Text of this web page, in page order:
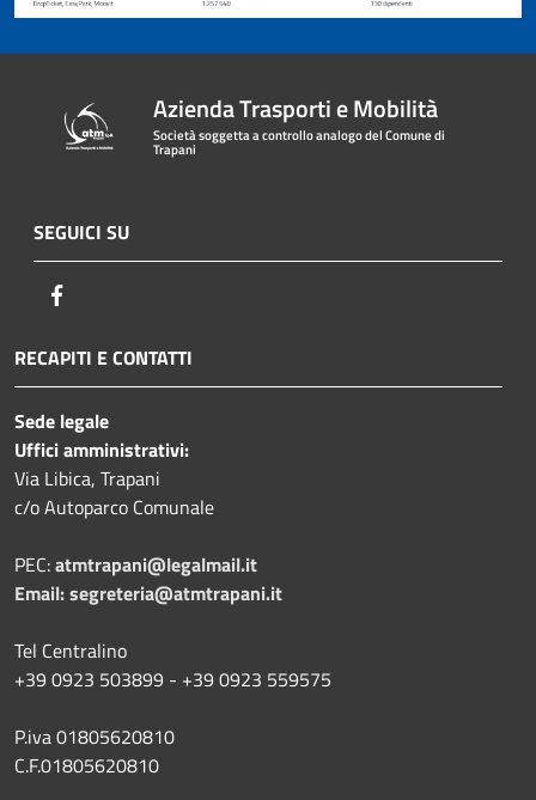
Azienda Trasporti e Mobilità
Società soggetta a controllo analogo del Comune di
Trapani
SEGUICI SU
RECAPITI E CONTATTI
Sede legale
Uffici amministrativi:
Via Libica, Trapani
c/o Autoparco Comunale
PEC:atmtrapani@legalmail.it
Email:segreteria@atmtrapani.it
Tel Centralino
+39 0923 503899 - +39 0923 559575
P.iva 01805620810
C.F.01805620810